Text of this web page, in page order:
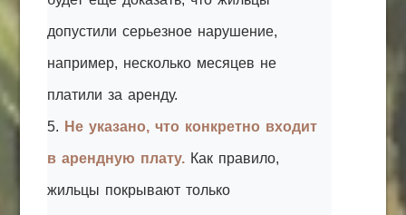
допустили серьезное нарушение,
например, несколько месяцев не
платили за аренду.
5. Не указано, что конкретно входит
в арендную плату. Как правило,
жильцы покрывают только